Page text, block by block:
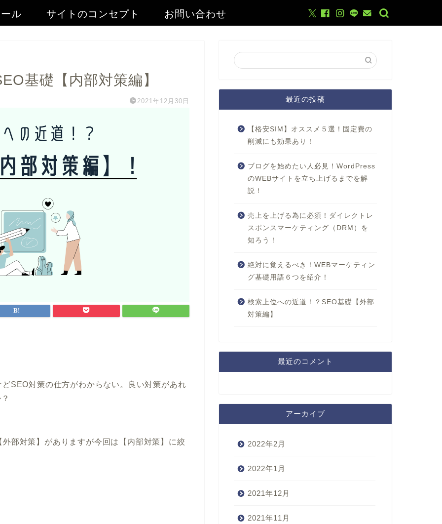
ル サイトのコンセプト お問い合わせ
基礎【内部対策編】
2021年12月30日
SEO対策の仕方がわからない。良い対策があれ
部対策】がありますが今回は 【内部対策】 に絞
最近の投稿
【格安SIM】オススメ５選！固定費の
削減にも効果あり！
ブログを始めたい人必見！WordPress
のWEBサイトを立ち上げるまでを解
説！
売上を上げる為に必須！ダイレクトレ
スポンスマーケティング（DRM）を
知ろう！
絶対に覚えるべき！WEBマーケティン
グ基礎用語６つを紹介！
検索上位への近道！？SEO基礎【外部
対策編】
最近のコメント
アーカイブ
2022年2月
2022年1月
2021年12月
2021年11月